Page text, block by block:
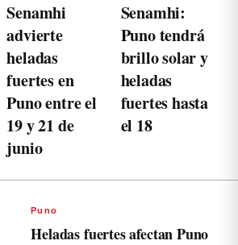
Senamhi
advierte
heladas
fuertes en
Puno entre el
19 y 21 de
junio
Senamhi:
Puno tendrá
brillo solar y
heladas
fuertes hasta
el 18
Puno
Heladas fuertes afectan Puno